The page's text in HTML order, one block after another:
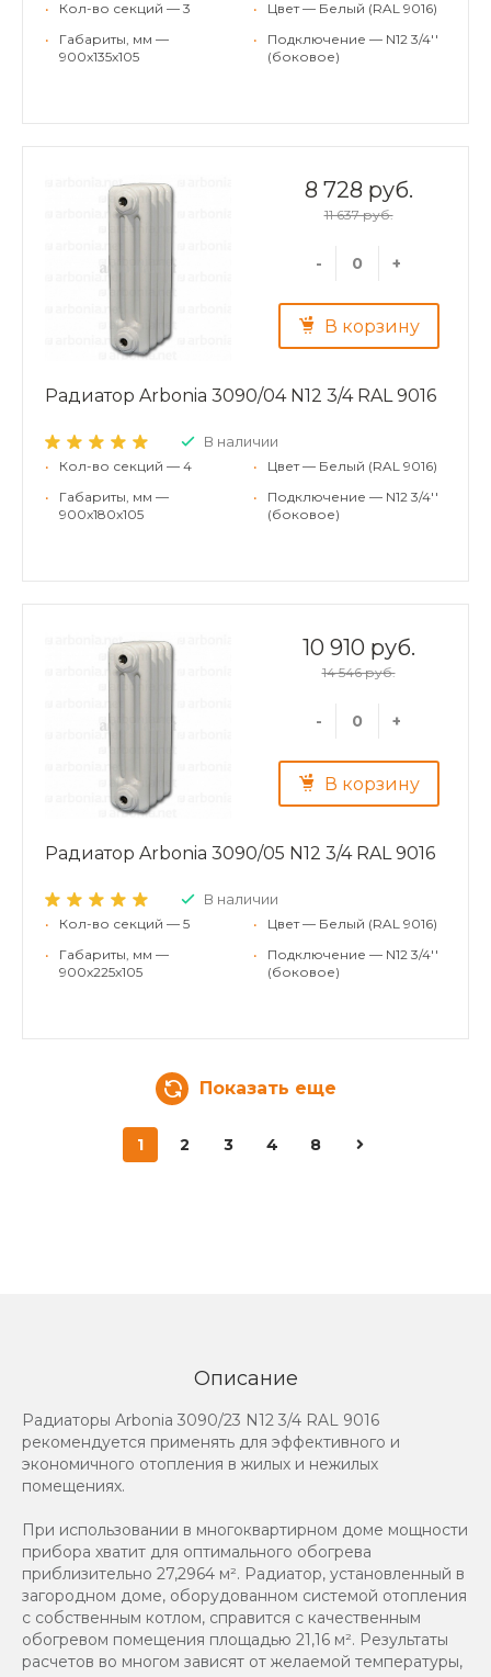
•
Кол-во секций — 3
•
Габариты, мм —
900x135x105
•
Цвет — Белый (RAL 9016)
•
Подключение — N12 3/4''
(боковое)
8 728 руб.
11 637 руб.
- +
В корзину
Радиатор Arbonia 3090/04 N12 3/4 RAL 9016
В наличии
•
Кол-во секций — 4
•
Габариты, мм —
900x180x105
•
Цвет — Белый (RAL 9016)
•
Подключение — N12 3/4''
(боковое)
10 910 руб.
14 546 руб.
- +
В корзину
Радиатор Arbonia 3090/05 N12 3/4 RAL 9016
В наличии
•
Кол-во секций — 5
•
Габариты, мм —
900x225x105
•
Цвет — Белый (RAL 9016)
•
Подключение — N12 3/4''
(боковое)
Показать еще
1 2 3 4 8
Описание
Радиаторы Arbonia 3090/23 N12 3/4 RAL 9016
рекомендуется применять для эффективного и
экономичного отопления в жилых и нежилых
помещениях.
При использовании в многоквартирном доме мощности
прибора хватит для оптимального обогрева
приблизительно 27,2964 м². Радиатор, установленный в
загородном доме, оборудованном системой отопления
с собственным котлом, справится с качественным
обогревом помещения площадью 21,16 м². Результаты
расчетов во многом зависят от желаемой температуры,